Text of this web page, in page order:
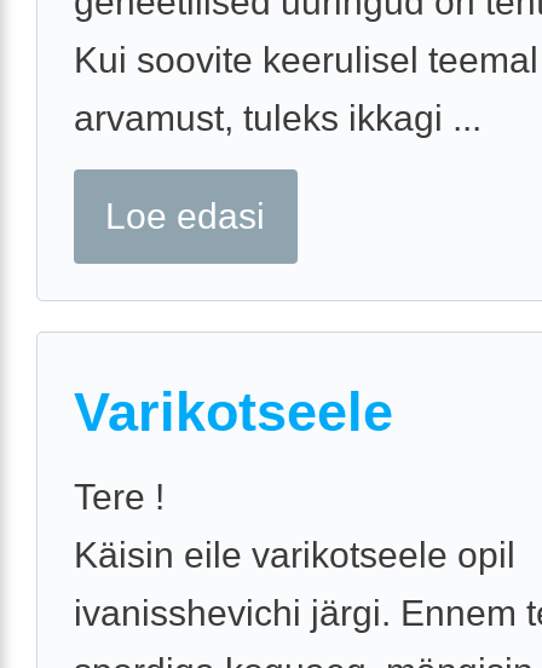
Kui soovite keerulisel
arvamust, tuleks ikkagi ...
Loe edasi
Varikotseele
Tere !
Käisin eile varikotseele opil
ivanisshevichi järgi. Ennem